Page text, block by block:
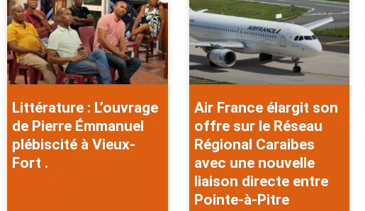
Littérature : L’ouvrage
de Pierre Émmanuel
plébiscité à Vieux-
Fort .
Air France élargit son
offre sur le Réseau
Régional Caraibes
avec une nouvelle
liaison directe entre
Pointe-à-Pitre